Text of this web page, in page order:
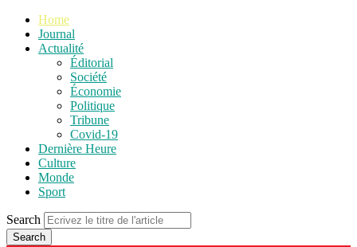
Home
Journal
Actualité
Éditorial
Société
Économie
Politique
Tribune
Covid-19
Dernière Heure
Culture
Monde
Sport
Search